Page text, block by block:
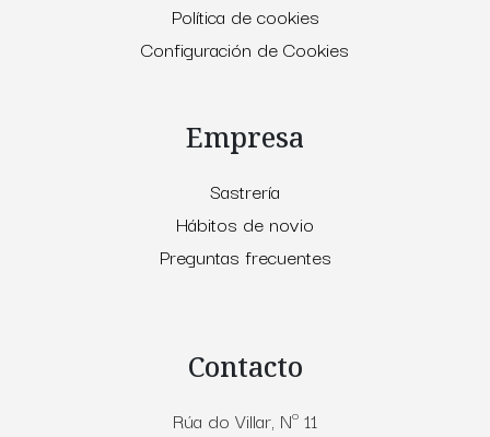
Política de cookies
Configuración de Cookies
Empresa
Sastrería
Hábitos de novio
Preguntas frecuentes
Contacto
Rúa do Villar, Nº 11